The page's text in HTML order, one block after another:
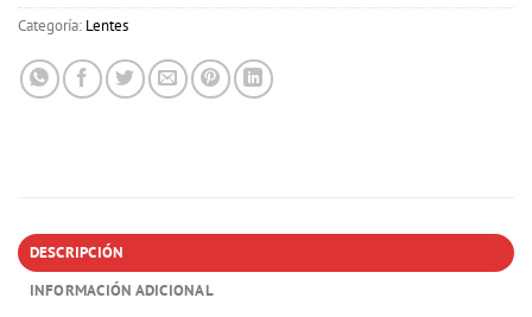
Categoría: Lentes
DESCRIPCIÓN
INFORMACIÓN ADICIONAL